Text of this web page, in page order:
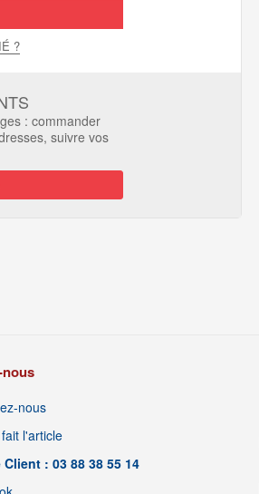
?
: commander
suivre vos
nous
l'article
Client : 03 88 38 55 14